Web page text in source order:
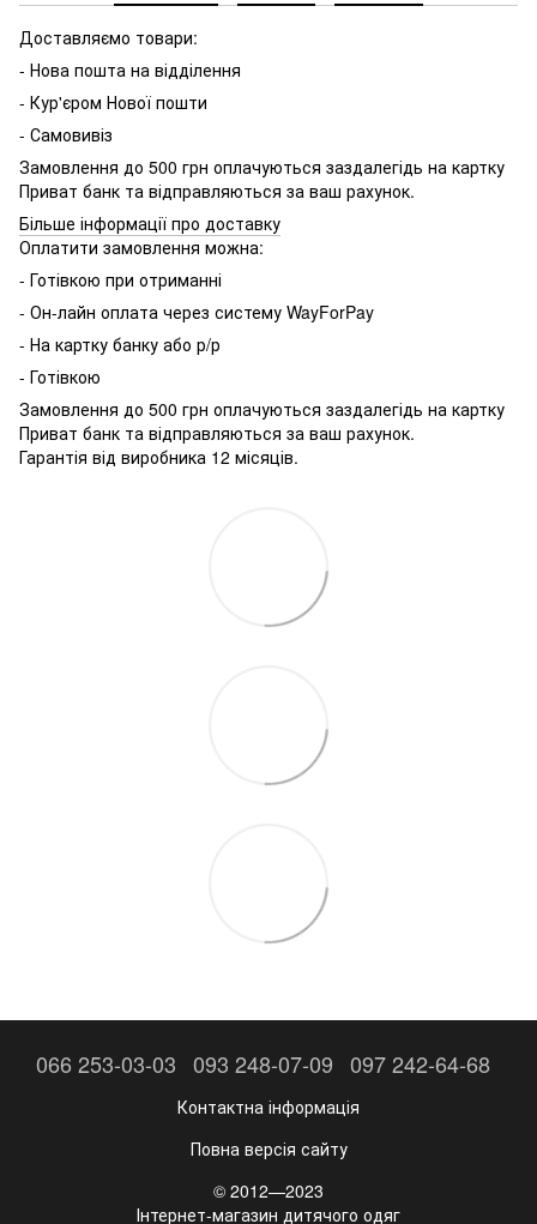
Доставляємо товари:
- Нова пошта на відділення
- Кур'єром Нової пошти
- Самовивіз
Замовлення до 500 грн оплачуються заздалегідь на картку
Приват банк та відправляються за ваш рахунок.
Більше інформації про доставку
Оплатити замовлення можна:
- Готівкою при отриманні
- Он-лайн оплата через систему WayForPay
- На картку банку або р/р
- Готівкою
Замовлення до 500 грн оплачуються заздалегідь на картку
Приват банк та відправляються за ваш рахунок.
Гарантія від виробника 12 місяців.
066 253-03-03 093 248-07-09 097 242-64-68
Контактна інформація
Повна версія сайту
© 2012—2023
Інтернет-магазин дитячого одяг